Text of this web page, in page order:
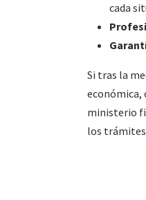
cada
Si tras la
económica,
ministerio
los trámites